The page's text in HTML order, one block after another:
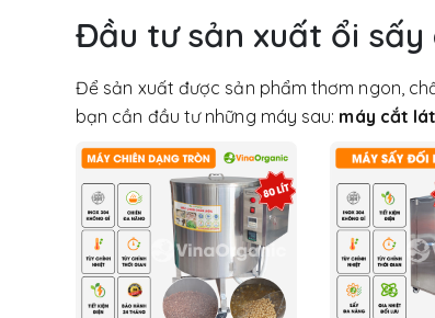
Đầu tư sản xuất ổi
Để sản xuất được sản phẩm thơm ngon,
bạn cần đầu tư những máy sau: máy cắt